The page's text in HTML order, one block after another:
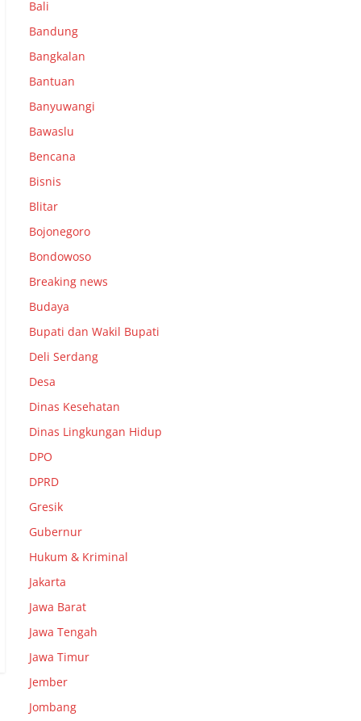
Bali
Bandung
Bangkalan
Bantuan
Banyuwangi
Bawaslu
Bencana
Bisnis
Blitar
Bojonegoro
Bondowoso
Breaking news
Budaya
Bupati dan Wakil Bupati
Deli Serdang
Desa
Dinas Kesehatan
Dinas Lingkungan Hidup
DPO
DPRD
Gresik
Gubernur
Hukum & Kriminal
Jakarta
Jawa Barat
Jawa Tengah
Jawa Timur
Jember
Jombang